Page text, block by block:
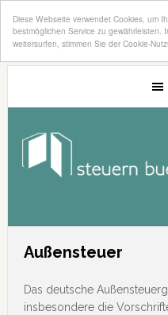
Diese Webseite verwendet Cookies, um
bestmöglichen Service zu gewährleisten.
weitersurfen, stimmen Sie der Cookie-
Zum
Zur
Außensteuer
Das deutsche
insbesondere die